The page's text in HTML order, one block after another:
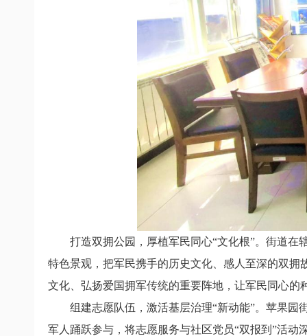
打造双拥公园，厚植军民同心“文化根”。街道在
特色景观，把军民携手的历史文化、感人至深的双
文化、弘扬爱国拥军传统的重要阵地，让军民同心的
组建志愿队伍，激活基层治理“新动能”。苹果园
军人踊跃参与，将志愿服务与社区党员“双报到”活